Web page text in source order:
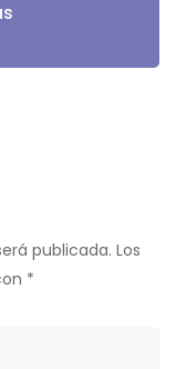
publicada. Los
*